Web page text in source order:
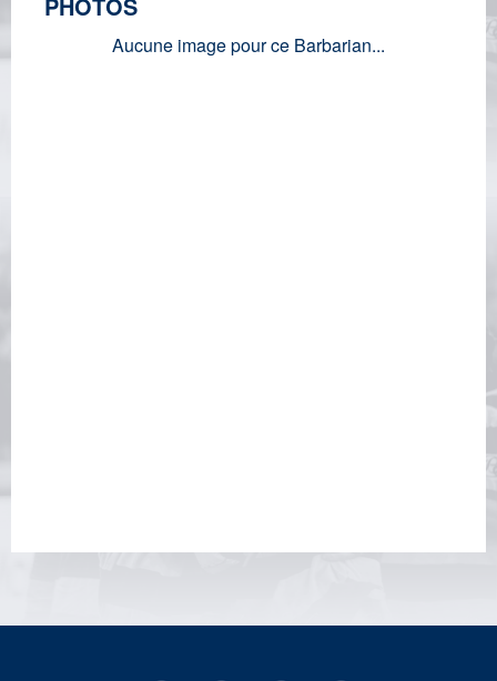
Aucune image pour ce Barbarian...